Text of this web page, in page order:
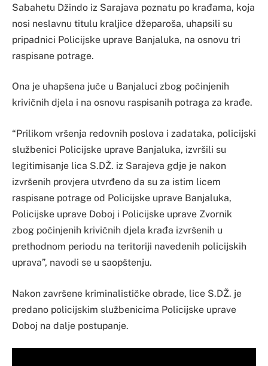
Sabahetu Džindo iz Sarajava poznatu po krađama, koja
nosi neslavnu titulu kraljice džeparoša, uhapsili su
pripadnici Policijske uprave Banjaluka, na osnovu tri
raspisane potrage.
Ona je uhapšena juče u Banjaluci zbog počinjenih
krivičnih djela i na osnovu raspisanih potraga za krađe.
“Prilikom vršenja redovnih poslova i zadataka, policijski
službenici Policijske uprave Banjaluka, izvršili su
legitimisanje lica S.DŽ. iz Sarajeva gdje je nakon
izvršenih provjera utvrđeno da su za istim licem
raspisane potrage od Policijske uprave Banjaluka,
Policijske uprave Doboj i Policijske uprave Zvornik
zbog počinjenih krivičnih djela krađa izvršenih u
prethodnom periodu na teritoriji navedenih policijskih
uprava”, navodi se u saopštenju.
Nakon završene kriminalističke obrade, lice S.DŽ. je
predano policijskim službenicima Policijske uprave
Doboj na dalje postupanje.